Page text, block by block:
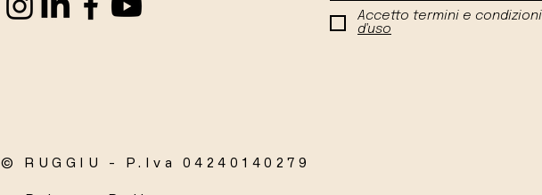
Accetto termini e condizioni
d'uso
© RUGGIU - P.Iva 04240140279